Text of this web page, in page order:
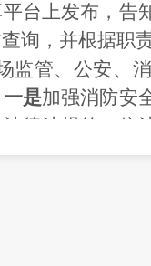
台上发布，告
询，并根据职
监管、公安、
一是加强消防安
律法规的，依
区域出现违法